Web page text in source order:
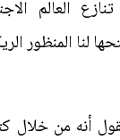
العالم
لنا المنظور
أنه من خلال